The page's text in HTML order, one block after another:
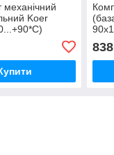
механічний
Koer
838